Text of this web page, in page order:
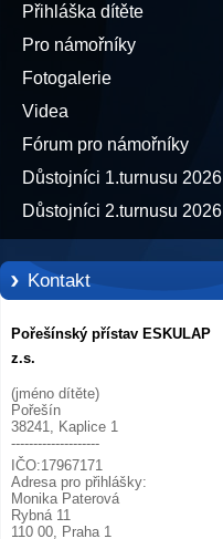
Přihláška dítěte
Pro námořníky
Fotogalerie
Videa
Fórum pro námořníky
Důstojníci 1.turnusu 2026
Důstojníci 2.turnusu 2026
Kontakt
Pořešínský přístav ESKULAP
z.s.
(jméno dítěte)
Pořešín
38241, Kaplice 1
--------------------
IČO:17967171
Adresa pro přihlášky:
Monika Paterová
Rybná 11
110 00, Praha 1